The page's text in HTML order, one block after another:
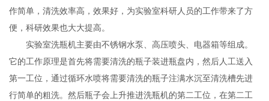
作简单，清洗效率高，效果好，为实验室科研人员的工作带来了方
便，科研效果也大大提高。
实验室洗瓶机主要由不锈钢水泵、高压喷头、电器箱等组成。
它的工作原理是首先将需要清洗的瓶子装进瓶盘内，然后人工送入
第一工位，通过循环水喷将需要清洗的瓶子注满水沉至清洗槽先进
行简单的粗洗。然后瓶子会上升推进洗瓶机的第二工位，在第二工